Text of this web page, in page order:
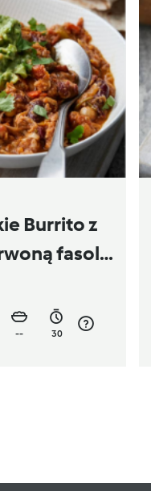
Burrito z
fasolą
-- 30